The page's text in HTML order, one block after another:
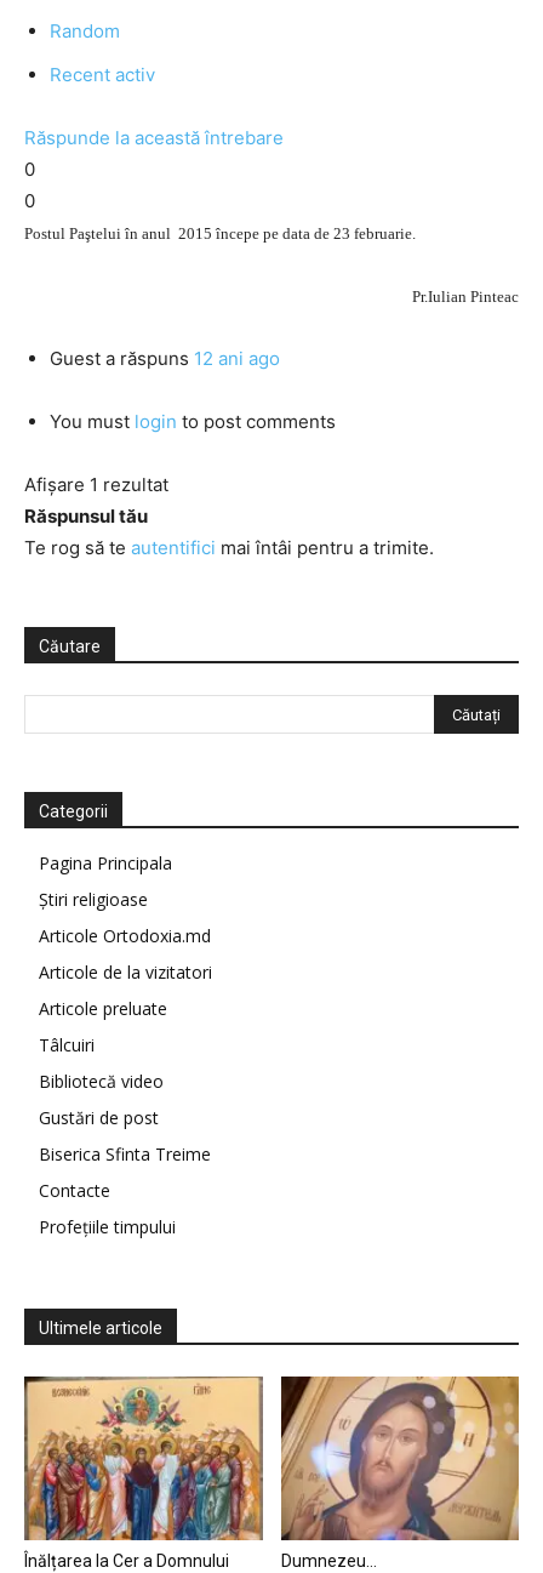
Random
Recent activ
Răspunde la această întrebare
0
0
Postul Paştelui în anul 2015 începe pe data de 23 februarie.
Pr.Iulian Pinteac
Guest a răspuns 12 ani ago
You must login to post comments
Afișare 1 rezultat
Răspunsul tău
Te rog să te autentifici mai întâi pentru a trimite.
Căutare
Categorii
Pagina Principala
Știri religioase
Articole Ortodoxia.md
Articole de la vizitatori
Articole preluate
Tâlcuiri
Bibliotecă video
Gustări de post
Biserica Sfinta Treime
Contacte
Profețiile timpului
Ultimele articole
Înălțarea la Cer a Domnului
Dumnezeu…